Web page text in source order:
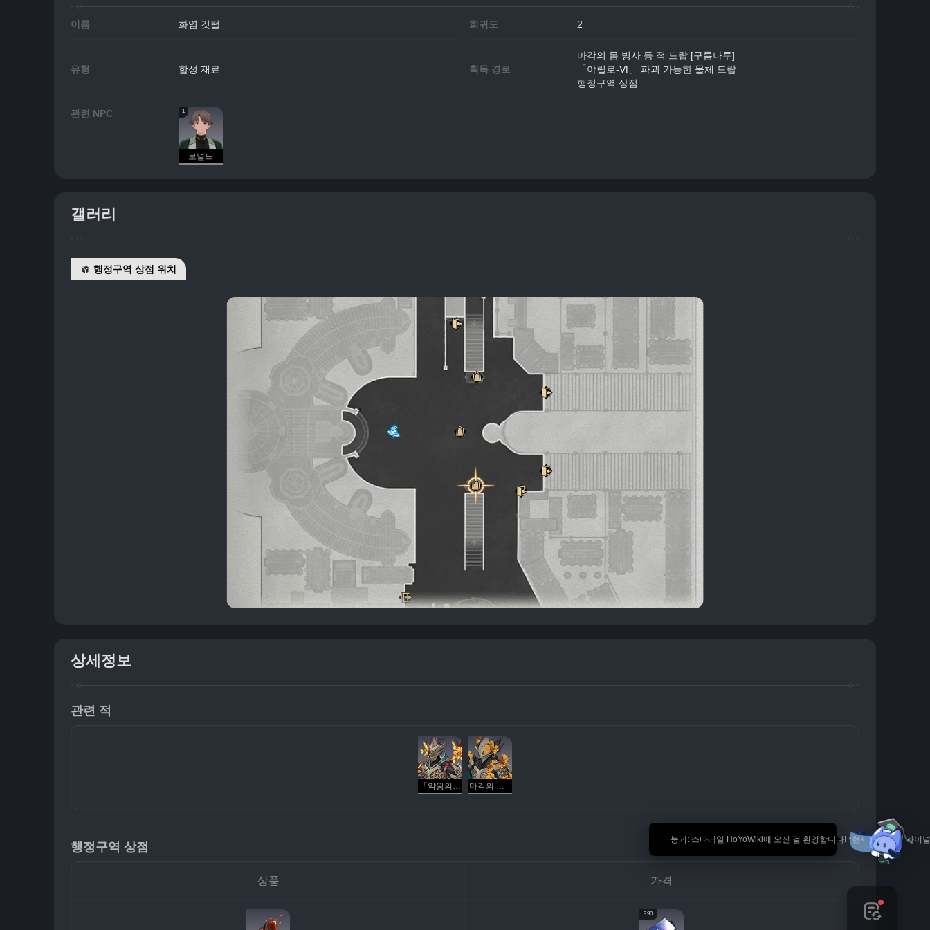
🎉 붕괴: 스타레일 HoYoWiki에 오신 걸 환영합니다! *현재 내용은 「파
이름 화염 깃털 희귀도 2
유형 합성 재료 획득 경로
마각의 몸 병사 등 적 드랍 [구름나루]
「야릴로-Ⅵ」 파괴 가능한 물체 드랍
행정구역 상점
관련 NPC 1
로널드
갤러리
행정구역 상점 위치
상세정보
관련 적
「약왕의 비전」 조형자 마각의 몸 병사
행정구역 상점
상품 가격
390